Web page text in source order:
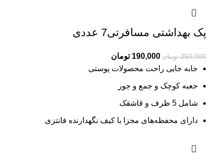
پک بهداشتی مسافرتی7 عددی
250,000 تومان Original
price
250,000 تومان.
190,000 تومان
price
جابه جایی راحت محصولات پوستی
جعبه کوچک و جمع و جور
شامل 5 ظرف و قاشقک
دارای محفظه‌های مجزا با کیف نگهدارنده فانتزی